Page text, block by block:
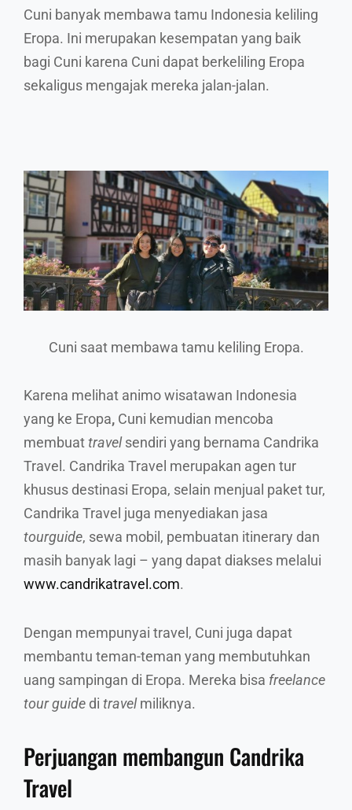
Cuni banyak membawa tamu Indonesia keliling
Eropa. Ini merupakan kesempatan yang baik
bagi Cuni karena Cuni dapat berkeliling Eropa
sekaligus mengajak mereka jalan-jalan.
Cuni saat membawa tamu keliling Eropa.
Karena melihat animo wisatawan Indonesia
yang ke Eropa, Cuni kemudian mencoba
membuattravelsendiri yang bernama Candrika
Travel. Candrika Travel merupakan agen tur
khusus destinasi Eropa, selain menjual paket tur,
Candrika Travel juga menyediakan jasa
tourguide, sewa mobil, pembuatan itinerary dan
masih banyak lagi – yang dapat diakses melalui
www.candrikatravel.com.
Dengan mempunyai travel, Cuni juga dapat
membantu teman-teman yang membutuhkan
uang sampingan di Eropa. Mereka bisa freelance
tour guide di travelmiliknya.
Perjuangan membangun Candrika
Travel